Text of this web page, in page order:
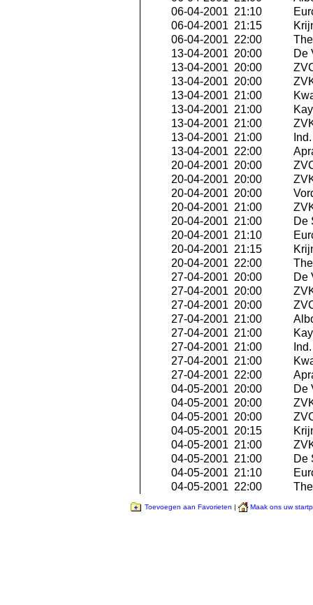
06-04-2001 21:10
06-04-2001 21:15
06-04-2001 22:00
13-04-2001 20:00
De
13-04-2001 20:00
13-04-2001 20:00
13-04-2001 21:00
13-04-2001 21:00
13-04-2001 21:00
13-04-2001 21:00
13-04-2001 22:00
20-04-2001 20:00
20-04-2001 20:00
20-04-2001 20:00
20-04-2001 21:00
20-04-2001 21:00
De
20-04-2001 21:10
20-04-2001 21:15
20-04-2001 22:00
27-04-2001 20:00
De
27-04-2001 20:00
27-04-2001 20:00
27-04-2001 21:00
27-04-2001 21:00
27-04-2001 21:00
27-04-2001 21:00
27-04-2001 22:00
04-05-2001 20:00
De
04-05-2001 20:00
04-05-2001 20:00
04-05-2001 20:15
04-05-2001 21:00
04-05-2001 21:00
De
04-05-2001 21:10
04-05-2001 22:00
Toevoegen aan Favorieten | Maak ons uw